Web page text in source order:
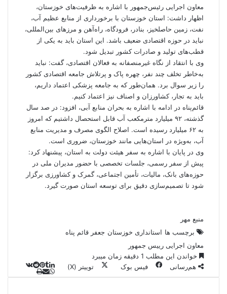
معاون اجرایی رئیس‌جمهور با اشاره به ظرفیت‌های خوزستان،
اظهار داشت: استان خوزستان با برخورداری از منابع عظیم آب،
نفت، زمین حاصلخیز، بنادر، فرودگاه، راه‌آهن و مرزهای بین‌المللی،
نباید در حوزه اقتصادی ضعیف باشد. این استان باید به یکی از
قطب‌های تولید و صادرات کشور تبدیل شود.
وی با انتقاد از نگاه غیرمنصفانه به فعالان اقتصادی، گفت: نباید
به‌خاطر تخلف چند نفر، چهره پاک و پرتلاش جامعه اقتصادی کشور
را زیر سوال برد. همان‌طور که به جامعه پزشکی اعتماد داریم،
باید به تجار، کشاورزان و اصناف نیز اعتماد کنیم.
قائم‌پناه در ادامه با اشاره به بحران منابع آبی، افزود: در صد سال
گذشته، ۹۲ میلیارد مترمکعب آب قابل استحصال داشتیم که امروز
به ۶۲ میلیارد رسیده است. اصلاح الگوی مصرف و مدیریت منابع
آب، به‌ویژه در استان‌هایی مانند خوزستان، ضروری است.
وی در پایان با اشاره به سفر هیئت دولت به استان، پیشنهاد کرد:
پیش از سفر رسمی، جلسات تخصصی با حضور مدیران ملی در
حوزه‌های بانک، مالیات، تأمین اجتماعی، گمرک و کشاورزی برگزار
شود تا تصمیم‌سازی دقیق برای توسعه استان صورت گیرد.
منبع مهر
برچسب ها استانداری خوزستان جعفر قائم پناه
معاون اجرایی رییس جمهور
خواندن این مطلب 1 دقیقه زمان میبرد
هم‌رسانی
فیس بوک توییتر (X)
یتپر
Vااا